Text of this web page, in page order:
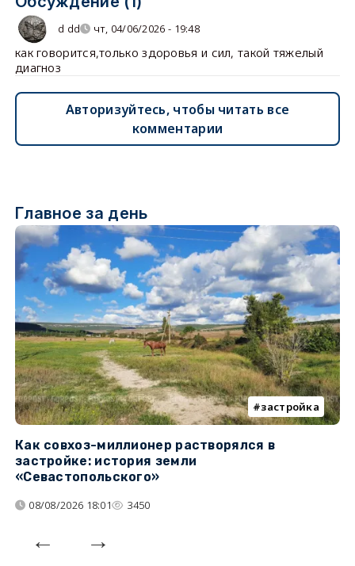
d dd чт, 04/06/2026 - 19:48
как говорится,только здоровья и сил, такой тяжелый
диагноз
Авторизуйтесь, чтобы читать все
комментарии
Главное за день
застройка
Как совхоз-миллионер растворялся в
застройке: история земли
«Севастопольского»
08/08/2026 18:01 3450